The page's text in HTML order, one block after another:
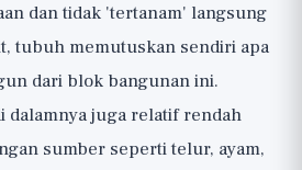
dan tidak 'tertanam' langsung
tubuh memutuskan sendiri apa
dari blok bangunan ini.
dalamnya juga relatif rendah
sumber seperti telur, ayam,